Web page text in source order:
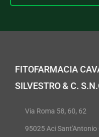
FITOFARMACIA
SILVESTRO & C.
Via Roma 58, 60, 62
95025 Aci Sant'Antonio